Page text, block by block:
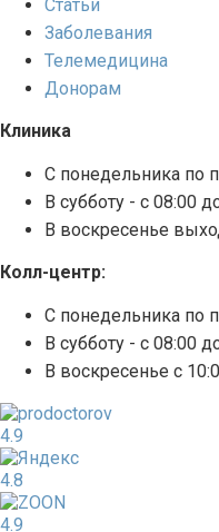
Статьи
Заболевания
Телемедицина
Донорам
Клиника
С понедельника по
В субботу - с 08:00
В воскресенье
Колл-центр:
С понедельника по
В субботу - с 08:00
В воскресенье с
4.9
4.8
4.9